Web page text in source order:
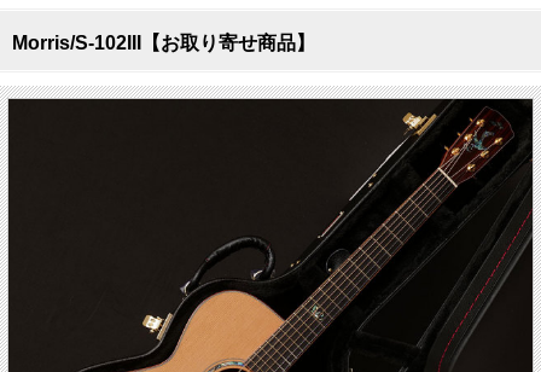
Morris/S-102III【お取り寄せ商品】